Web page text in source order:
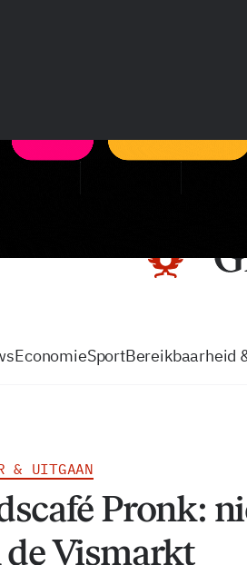
EconomieSportBereikbaarheid
& UITGAAN
Pronk:
de Vismarkt